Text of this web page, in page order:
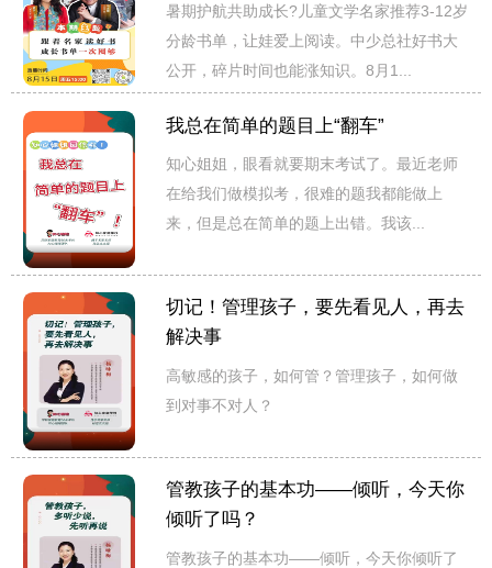
暑期护航共助成长?儿童文学名家推荐3-12岁
分龄书单，让娃爱上阅读。中少总社好书大
公开，碎片时间也能涨知识。8月1...
我总在简单的题目上“翻车”
知心姐姐，眼看就要期末考试了。最近老师
在给我们做模拟考，很难的题我都能做上
来，但是总在简单的题上出错。我该...
切记！管理孩子，要先看见人，再去
解决事
高敏感的孩子，如何管？管理孩子，如何做
到对事不对人？
管教孩子的基本功——倾听，今天你
倾听了吗？
管教孩子的基本功——倾听，今天你倾听了